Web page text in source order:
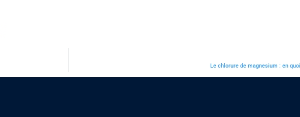
Le chlorure de magnesium : en